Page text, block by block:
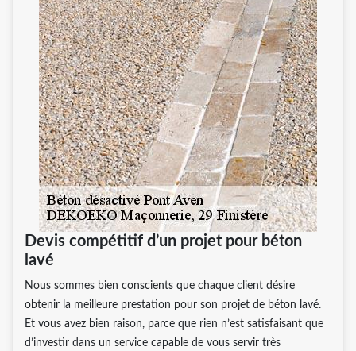
Devis compétitif d’un projet pour béton
lavé
Nous sommes bien conscients que chaque client désire
obtenir la meilleure prestation pour son projet de béton lavé.
Et vous avez bien raison, parce que rien n’est satisfaisant que
d’investir dans un service capable de vous servir très